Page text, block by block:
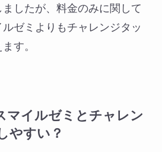
したが、料金のみに関して
ゼミよりもチャレンジタッ
す。
マイルゼミとチャレン
やすい？